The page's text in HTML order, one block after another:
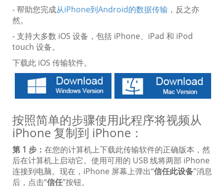
- 帮助您完成从iPhone到Android的数据传输 ，反之亦
然。
- 支持大多数 iOS 设备，包括 iPhone、iPad 和 iPod
touch 设备。
下载此 iOS 传输软件。
按照简单的步骤使用此程序将视频从
iPhone 复制到 iPhone：
第 1 步： 在您的计算机上下载此传输软件的正确版本，然
后在计算机上启动它。使用可用的 USB 线将两部 iPhone
连接到电脑。现在，iPhone 屏幕上弹出“信任此设备”消息
后，点击“信任”按钮。